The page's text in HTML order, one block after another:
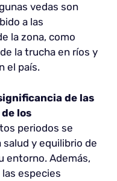
vedas son
a las
la zona, como
la trucha en ríos y
el país.
de las
los
periodos se
y equilibrio de
entorno. Además,
especies